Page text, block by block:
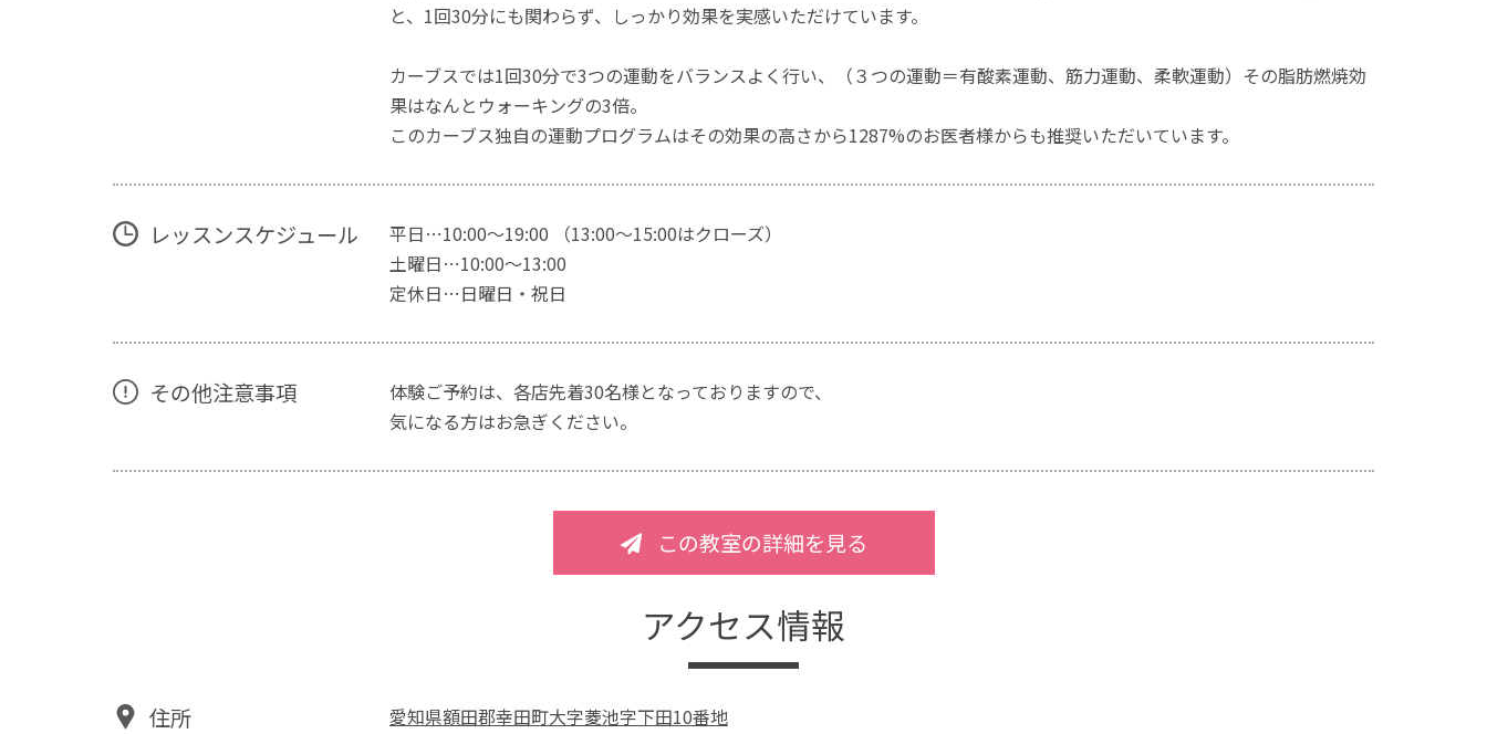
と、1回30分にも関わらず、しっかり効果を実感いただけています。
カーブスでは1回30分で3つの運動をバランスよく行い、（３つの運動＝有酸素運動、筋力運動、柔軟運動）その脂肪燃焼効
果はなんとウォーキングの3倍。
このカーブス独自の運動プログラムはその効果の高さから1287%のお医者様からも推奨いただいています。
レッスンスケジュール
平日…10:00～19:00 （13:00～15:00はクローズ）
土曜日…10:00～13:00
定休日…日曜日・祝日
その他注意事項
体験ご予約は、各店先着30名様となっておりますので、
気になる方はお急ぎください。
この教室の詳細を見る
アクセス情報
住所 愛知県額田郡幸田町大字菱池字下田10番地